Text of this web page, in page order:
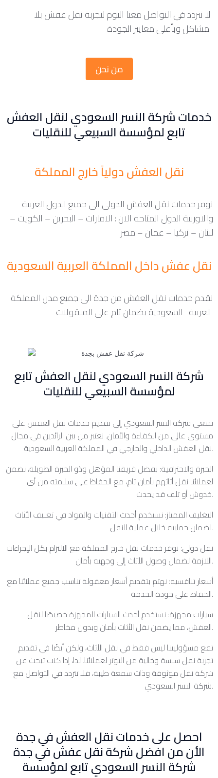
لا تتردد في التواصل معنا اليوم لتجربة نقل عفش بلا
مشاكل وبأعلى معايير الجودة.
من نحن
خدمات شركة النسر السعودي لنقل العفش
تابع لمؤسسة السبيعي للنقليات
نقل العفش دولياً خارج المملكة
نوفر خدمات نقل العفش الدولى الى جميع الدول العربية
والاوربية الدول المتاحة الان : الامارات – البحرين – الكويت –
لبنان – تركيا – عمان – مصر
نقل عفش داخل المملكة العربية السعودية
نقدم خدمات نقل العفش من جدة الى جميع مدن المملكة
شركة النسر السعودي لنقل العفش تابع
لمؤسسة السبيعي للنقليات
تسعى شركة النسر السعودي إلى تقديم خدمات نقل العفش على
مستوى عالي من الكفاءة والأمان. نعتبر من بين الرائدين في مجال
نقل العفش الداخلي والخارجي في المملكة العربية السعودية.
الخبرة والاحترافية: بفضل فريقنا المؤهل وذو الخبرة الطويلة، نضمن
لعملائنا نقل أثاثهم بأمان تام، مع الحفاظ على سلامته من أي
خدوش أو تلف قد يحدث.
التغليف الممتاز: نستخدم أحدث التقنيات والمواد في تغليف الأثاث
لضمان حمايته خلال عملية النقل.
نقل دولي: نوفر خدمات نقل خارج المملكة مع الالتزام بكل الإجراءات
اللازمة لضمان وصول الأثاث إلى وجهته بأمان.
أسعار تنافسية: نهتم بتقديم أسعار معقولة تناسب جميع عملائنا مع
الحفاظ على جودة الخدمة.
سيارات مجهزة: نستخدم أحدث السيارات المجهزة خصيصًا لنقل
العفش، مما يضمن نقل الأثاث بأمان وبدون مخاطر.
تقع مسؤوليتنا ليس فقط في نقل الأثاث، ولكن أيضًا في تقديم
تجربة نقل سلسة وخالية من التوتر لعملائنا. لذا، إذا كنت تبحث عن
شركة نقل موثوقة وذات سمعة طيبة، فلا تتردد في التواصل مع
شركة النسر السعودي.
احصل على خدمات نقل العفش في جدة
الأن من افضل شركة نقل عفش في جدة
شركة النسر السعودي تابع لمؤسسة